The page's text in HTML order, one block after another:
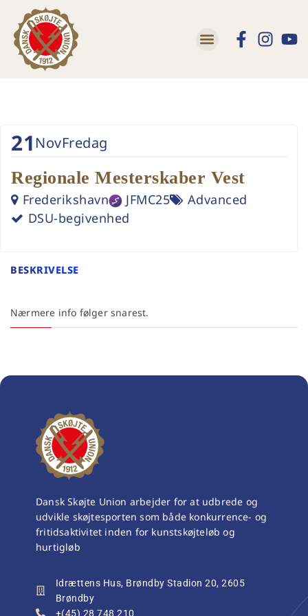
21 NovFredag
Regionale Mesterskaber Vest
Frederikshavn JFMC25
Advanced
DSU-begivenhed
BESKRIVELSE
Nærmere info følger snarest.
Dansk Skøjte Union arbejder for at udbrede og
udvikle skøjtesporten som både konkurrence- og
fritidsaktivitet inden for kunstskøjteløb og
hurtigløb
Idrættens Hus, Brøndby Stadion 20, 2605
Brøndby
+(45) 28 748 210